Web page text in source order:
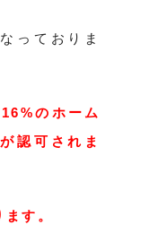
っておりま
のホーム
認可されま
す。